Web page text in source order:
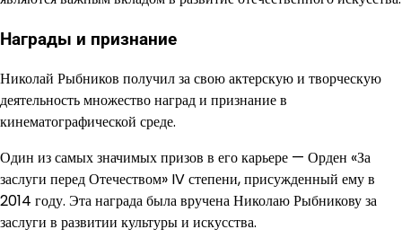
Награды и признание
Николай Рыбников получил за свою актерскую и творческую
деятельность множество наград и признание в
кинематографической среде.
Один из самых значимых призов в его карьере — Орден «За
заслуги перед Отечеством» IV степени, присужденный ему в
2014 году. Эта награда была вручена Николаю Рыбникову за
заслуги в развитии культуры и искусства.